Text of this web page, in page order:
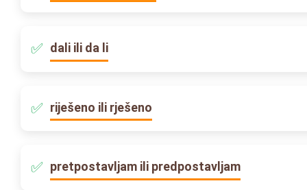
dali ili da li
riješeno ili rješeno
pretpostavljam ili predpostavljam